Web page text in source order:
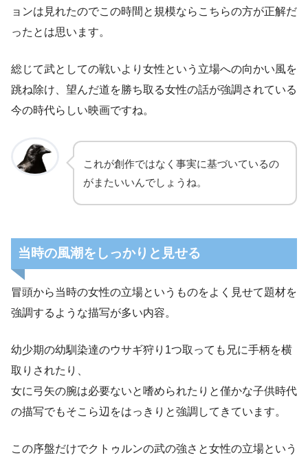
ョンは見れたのでこの時間と規模ならこちらの方が正解だ
ったとは思います。
総じて武としての戦いより女性という立場への向かい風を
跳ね除け、望んだ道を勝ち取る女性の話が強調されている
今の時代らしい映画ですね。
これが創作ではなく事実に基づいているの
がまたいいんでしょうね。
当時の風潮をしっかりと見せる
冒頭から当時の女性の立場というものをよく見せて題材を
強調するような描写が多い内容。
幼少期の幼馴染達のウサギ狩り1つ取っても兄に手柄を横
取りされたり、
女に弓矢の腕は必要ないと嗜められたりと僅かな子供時代
の描写でもそこら辺をはっきりと強調してきています。
この序盤だけでクトゥルンの武の強さと女性の立場という